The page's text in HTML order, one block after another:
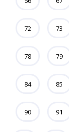
72 73
78 79
84 85
90 91